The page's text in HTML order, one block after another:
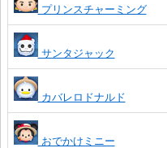
プリンスチャーミング
サンタジャック
カバレロドナルド
おでかけミニー